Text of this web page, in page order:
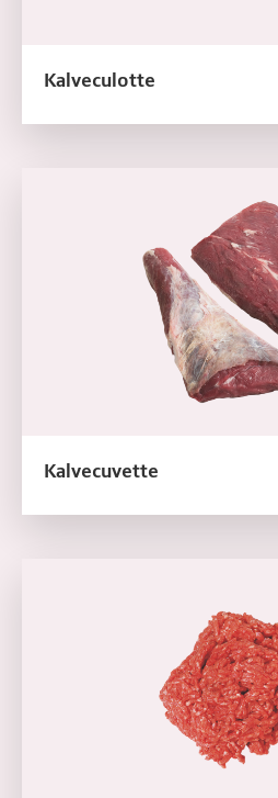
Kalveculotte
Kalvecuvette